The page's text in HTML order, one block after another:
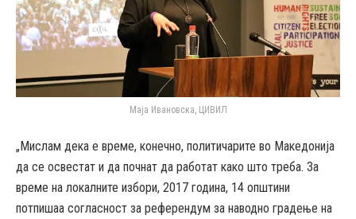
Маја Ивановска, ЦИВИЛ
„Мислам дека е време, конечно, политичарите во Македонија
да се освестат и да почнат да работат како што треба. За
време на локалните избори, 2017 година, 14 општини
потпишаа согласност за референдум за наводно градење на